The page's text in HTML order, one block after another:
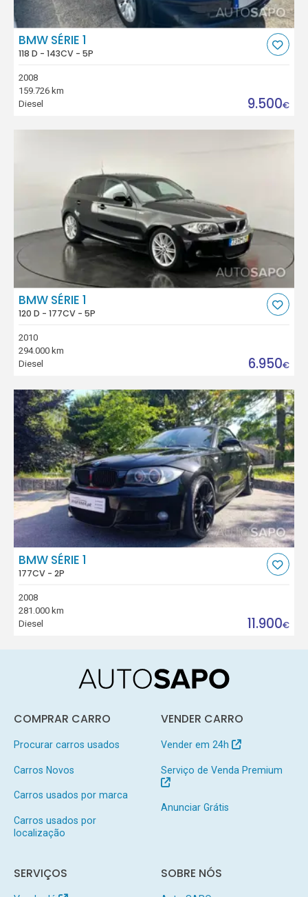
BMW SÉRIE 1
118 D - 143CV - 5P
2008
159.726 km
Diesel
9.500€
BMW SÉRIE 1
120 D - 177CV - 5P
2010
294.000 km
Diesel
6.950€
BMW SÉRIE 1
177CV - 2P
2008
281.000 km
Diesel
11.900€
COMPRAR CARRO
Procurar carros usados
Carros Novos
Carros usados por marca
Carros usados por
localização
VENDER CARRO
Vender em 24h
Serviço de Venda Premium
Anunciar Grátis
SERVIÇOS SOBRE NÓS